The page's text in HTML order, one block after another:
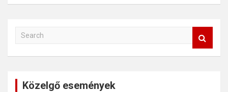
Közelgő események